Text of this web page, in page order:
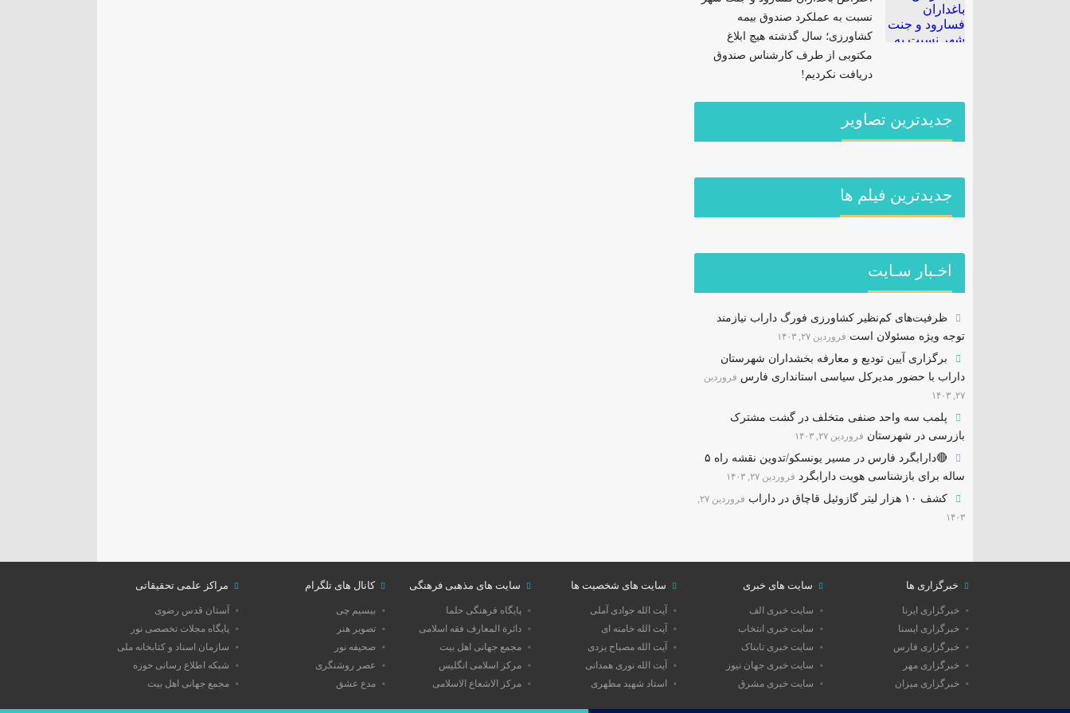
نسبت به عملکرد صندوق بیمه
کشاورزی؛ سال گذشته هیچ ابلاغ
مکتوبی از طرف کارشناس صندوق
دریافت نکردیم!
جدیدترین تصاویر
جديدترين فیلم ها
اخـبار سـایت
ظرفیت‌های کم‌نظیر کشاورزی فورگ داراب نیازمند
توجه ویژه مسئولان است فروردین ۲۷, ۱۴۰۳
برگزاری آیین تودیع و معارفه بخشداران شهرستان
داراب با حضور مدیرکل سیاسی استانداری فارس فروردین
۲۷, ۱۴۰۳
پلمب سه واحد صنفی متخلف در گشت مشترک
بازرسی در شهرستان فروردین ۲۷, ۱۴۰۳
🔴دارابگرد فارس در مسیر یونسکو/تدوین نقشه راه ۵
ساله برای بازشناسی هویت دارابگرد فروردین ۲۷, ۱۴۰۳
کشف ۱۰ هزار لیتر گازوئیل قاچاق در داراب
فروردین ۲۷,
۱۴۰۳
خبرگزاری ها
خبرگزاری ایرنا
خبرگزاری ایسنا
خبرگزاری فارس
خبرگزاری مهر
خبرگزاری میزان
سایت های خبری
سایت خبری الف
سایت خبری انتخاب
سایت خبری تابناک
سایت خبری جهان نیوز
سایت خبری مشرق
سایت های شخصیت ها
آیت الله جوادی آملی
آیت الله خامنه ای
آیت الله مصباح یزدی
آیت الله نوری همدانی
استاد شهید مطهری
سایت های مذهبی فرهنگی
پایگاه فرهنگی حلما
دائرة المعارف فقه اسلامی
مجمع جهانی اهل بیت
مرکز اسلامی انگلیس
مرکز الاشعاع الاسلامی
کانال های تلگرام
بیسیم چی
تصویر هنر
صحیفه نور
عصر روشنگری
مدع عشق
مراکز علمی تحقیقاتی
آستان قدس رضوی
پایگاه مجلات تخصصی نور
سازمان اسناد و کتابخانه ملی
شبکه اطلاع رسانی حوزه
مجمع جهانی اهل بیت